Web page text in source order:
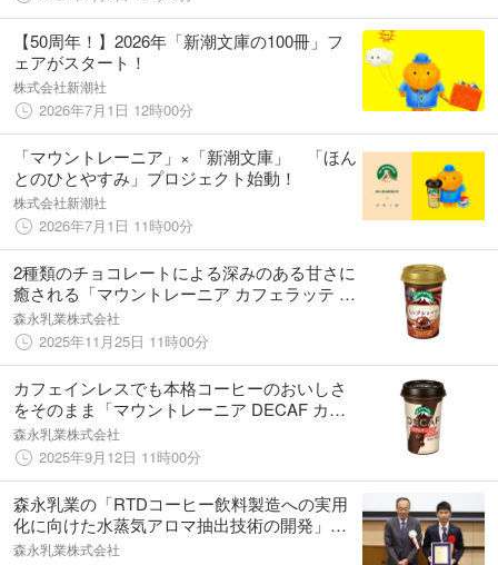
【50周年！】2026年「新潮文庫の100冊」フ
ェアがスタート！
株式会社新潮社
2026年7月1日 12時00分
「マウントレーニア」×「新潮文庫」 「ほん
とのひとやすみ」プロジェクト始動！
株式会社新潮社
2026年7月1日 11時00分
2種類のチョコレートによる深みのある甘さに
癒される「マウントレーニア カフェラッテ ミ
ルクショコラ」12月2日（火）より全国にて期
間限定発売
森永乳業株式会社
2025年11月25日 11時00分
カフェインレスでも本格コーヒーのおいしさ
をそのまま「マウントレーニア DECAF カフ
ェインレス」9月15日（月）週より全国にて順
次リニューアル
森永乳業株式会社
2025年9月12日 11時00分
森永乳業の「RTDコーヒー飲料製造への実用
化に向けた水蒸気アロマ抽出技術の開発」取
り組みが令和７年度日本食品科学工学会「技
森永乳業株式会社